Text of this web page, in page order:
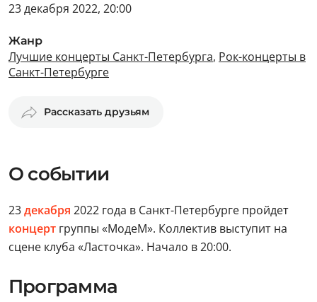
23 декабря 2022, 20:00
Жанр
Лучшие концерты Санкт-Петербурга, Рок-концерты в
Санкт-Петербурге
Рассказать друзьям
О событии
23декабря 2022 года в Санкт-Петербурге пройдет
концерт группы «МодеМ». Коллектив выступит на
сцене клуба «Ласточка». Начало в 20:00.
Программа